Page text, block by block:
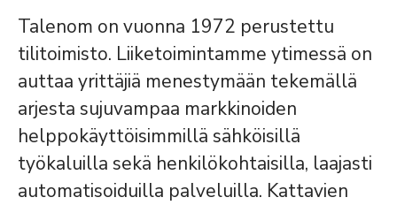
Talenom on vuonna 1972 perustettu
tilitoimisto. Liiketoimintamme ytimessä on
auttaa yrittäjiä menestymään tekemällä
arjesta sujuvampaa markkinoiden
helppokäyttöisimmillä sähköisillä
työkaluilla sekä henkilökohtaisilla, laajasti
automatisoiduilla palveluilla. Kattavien